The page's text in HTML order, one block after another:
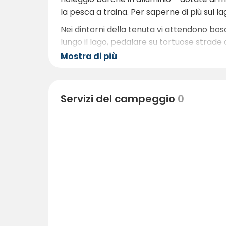
la pesca a traina. Per saperne di più sul
Nei dintorni della tenuta vi attendono
lungo il lago, pedalare su tortuose
Valö è presente anche una spiaggia
Mostra di più
Servizi del campeggio 0